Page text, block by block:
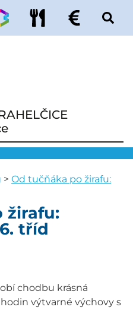
> Od tučňáka po žirafu:
žirafu:
tříd
chodbu krásná
výtvarné výchovy s